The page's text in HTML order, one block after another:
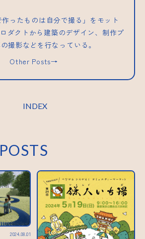
ったものは自分で撮る」をモット
ダクトから建築のデザイン、制作プ
撮影などを行なっている。
Other Posts→
INDEX
2024.08.01